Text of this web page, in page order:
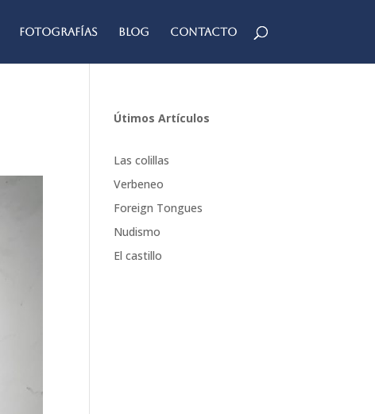
Fotografías Blog Contacto
Útimos Artículos
Las colillas
Verbeneo
Foreign Tongues
Nudismo
El castillo